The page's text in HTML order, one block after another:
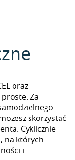
oraz
Za
skorzystać
Cyklicznie
na których
i